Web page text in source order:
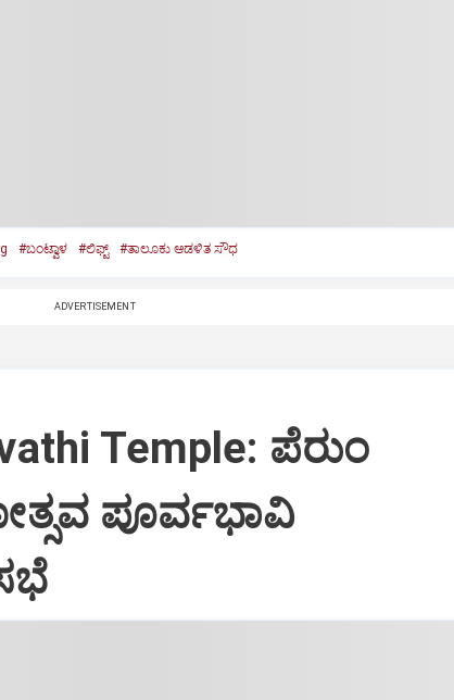
#ಬಂಟ್ವಾಳ #ಲಿಫ್ಟ್ #ತಾಲೂಕು ಆಡಳಿತ ಸೌಧ
ADVERTISEMENT
Temple: ಪೆರುಂ
ಪೂರ್ವಭಾವಿ